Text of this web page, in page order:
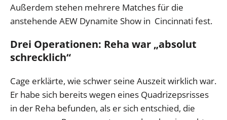
Außerdem stehen mehrere Matches für die
anstehende AEW Dynamite Show in Cincinnati fest.
Drei Operationen: Reha war „absolut
schrecklich“
Cage erklärte, wie schwer seine Auszeit wirklich war.
Er habe sich bereits wegen eines Quadrizepsrisses
in der Reha befunden, als er sich entschied, die